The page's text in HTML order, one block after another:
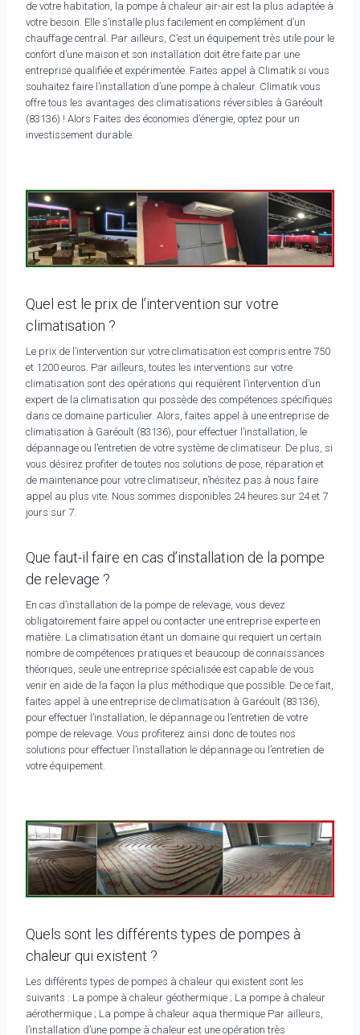
de votre habitation, la pompe à chaleur air-air est la plus adaptée à
votre besoin. Elle s’installe plus facilement en complément d’un
chauffage central. Par ailleurs, C’est un équipement très utile pour le
confort d’une maison et son installation doit être faite par une
entreprise qualifiée et expérimentée. Faites appel à Climatik si vous
souhaitez faire l’installation d’une pompe à chaleur. Climatik vous
offre tous les avantages des climatisations réversibles à Garéoult
(83136) ! Alors Faites des économies d’énergie, optez pour un
investissement durable.
Quel est le prix de l’intervention sur votre
climatisation ?
Le prix de l’intervention sur votre climatisation est compris entre 750
et 1200 euros. Par ailleurs, toutes les interventions sur votre
climatisation sont des opérations qui requièrent l’intervention d’un
expert de la climatisation qui possède des compétences spécifiques
dans ce domaine particulier. Alors, faites appel à une entreprise de
climatisation à Garéoult (83136), pour effectuer l’installation, le
dépannage ou l’entretien de votre système de climatiseur. De plus, si
vous désirez profiter de toutes nos solutions de pose, réparation et
de maintenance pour votre climatiseur, n’hésitez pas à nous faire
appel au plus vite. Nous sommes disponibles 24 heures sur 24 et 7
jours sur 7.
Que faut-il faire en cas d’installation de la pompe
de relevage ?
En cas d’installation de la pompe de relevage, vous devez
obligatoirement faire appel ou contacter une entreprise experte en
matière. La climatisation étant un domaine qui requiert un certain
nombre de compétences pratiques et beaucoup de connaissances
théoriques, seule une entreprise spécialisée est capable de vous
venir en aide de la façon la plus méthodique que possible. De ce fait,
faites appel à une entreprise de climatisation à Garéoult (83136),
pour effectuer l’installation, le dépannage ou l’entretien de votre
pompe de relevage. Vous profiterez ainsi donc de toutes nos
solutions pour effectuer l’installation le dépannage ou l’entretien de
votre équipement.
Quels sont les différents types de pompes à
chaleur qui existent ?
Les différents types de pompes à chaleur qui existent sont les
suivants : La pompe à chaleur géothermique ; La pompe à chaleur
aérothermique ; La pompe à chaleur aqua thermique Par ailleurs,
l’installation d’une pompe à chaleur est une opération très